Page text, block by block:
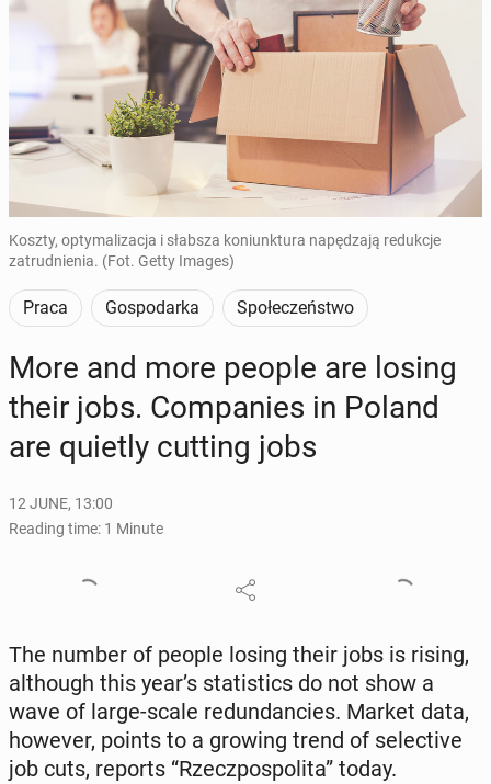
Koszty, optymalizacja i słabsza koniunktura napędzają redukcje
zatrudnienia. (Fot. Getty Images)
Praca Gospodarka Społeczeństwo
More and more people are losing
their jobs. Com­pa­nies in Poland
are quietly cutting jobs
12 JUNE, 13:00
Reading time: 1 Minute
The number of people losing their jobs is rising,
al­though this year’s sta­tis­tics do not show a
wave of large-scale re­dun­dan­cies. Market data,
however, points to a growing trend of se­lec­tive
job cuts, reports “Rzecz­pospoli­ta” today.